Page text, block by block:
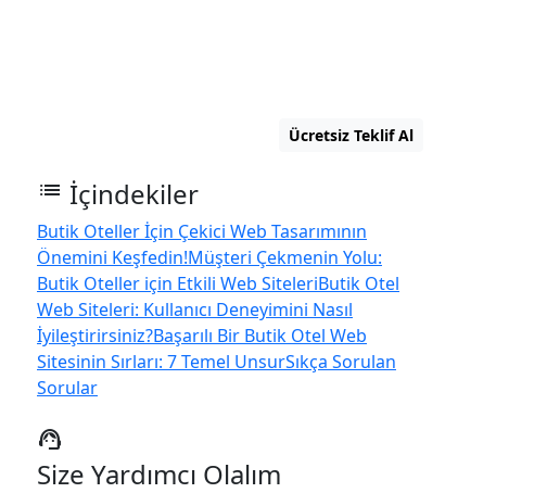
Ücretsiz Teklif Al
list İçindekiler
Butik Oteller İçin Çekici Web Tasarımının
Önemini Keşfedin!Müşteri Çekmenin Yolu:
Butik Oteller için Etkili Web SiteleriButik Otel
Web Siteleri: Kullanıcı Deneyimini Nasıl
İyileştirirsiniz?Başarılı Bir Butik Otel Web
Sitesinin Sırları: 7 Temel UnsurSıkça Sorulan
Sorular
support_agent
Size Yardımcı Olalım